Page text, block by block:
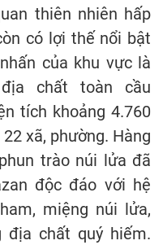
thiên nhiên hấp
có lợi thế nổi bật
của khu vực là
chất toàn cầu
tích khoảng 4.760
xã, phường. Hàng
trào núi lửa đã
độc đáo với hệ
miệng núi lửa,
địa chất quý hiếm.